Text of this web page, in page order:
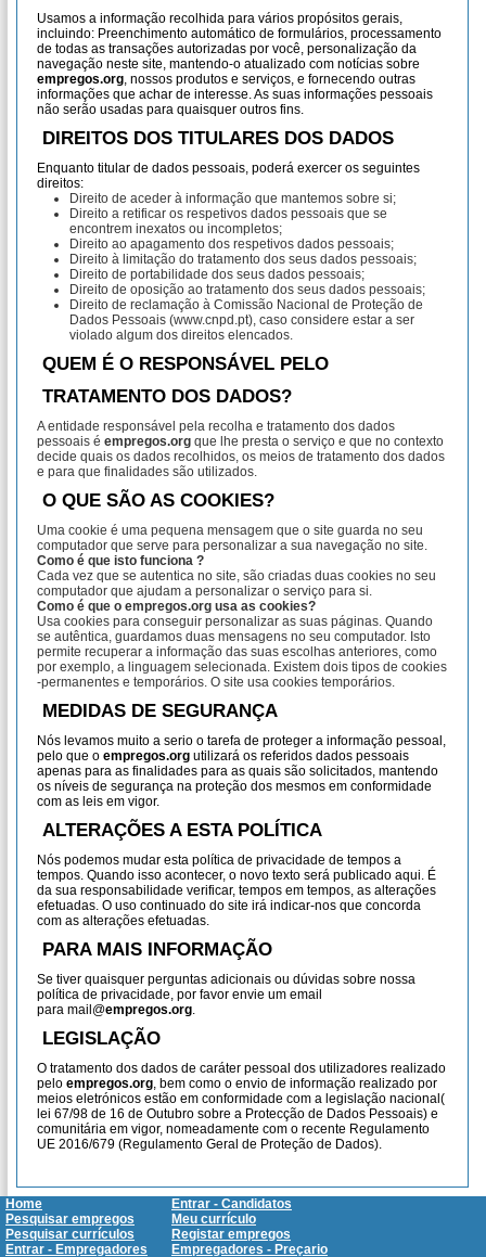
Usamos a informação recolhida para vários propósitos gerais,
incluindo: Preenchimento automático de formulários, processamento
de todas as transações autorizadas por você, personalização da
navegação neste site, mantendo-o atualizado com notícias sobre
empregos.org, nossos produtos e serviços, e fornecendo outras
informações que achar de interesse. As suas informações pessoais
não serão usadas para quaisquer outros fins.
DIREITOS DOS TITULARES DOS DADOS
Enquanto titular de dados pessoais, poderá exercer os seguintes
direitos:
Direito de aceder à informação que mantemos sobre si;
Direito a retificar os respetivos dados pessoais que se
encontrem inexatos ou incompletos;
Direito ao apagamento dos respetivos dados pessoais;
Direito à limitação do tratamento dos seus dados pessoais;
Direito de portabilidade dos seus dados pessoais;
Direito de oposição ao tratamento dos seus dados pessoais;
Direito de reclamação à Comissão Nacional de Proteção de
Dados Pessoais (www.cnpd.pt), caso considere estar a ser
violado algum dos direitos elencados.
QUEM É O RESPONSÁVEL PELO
TRATAMENTO DOS DADOS?
A entidade responsável pela recolha e tratamento dos dados
pessoais é empregos.org que lhe presta o serviço e que no contexto
decide quais os dados recolhidos, os meios de tratamento dos dados
e para que finalidades são utilizados.
O QUE SÃO AS COOKIES?
Uma cookie é uma pequena mensagem que o site guarda no seu
computador que serve para personalizar a sua navegação no site.
Como é que isto funciona ?
Cada vez que se autentica no site, são criadas duas cookies no seu
computador que ajudam a personalizar o serviço para si.
Como é que o empregos.org usa as cookies?
Usa cookies para conseguir personalizar as suas páginas. Quando
se autêntica, guardamos duas mensagens no seu computador. Isto
permite recuperar a informação das suas escolhas anteriores, como
por exemplo, a linguagem selecionada. Existem dois tipos de cookies
-permanentes e temporários. O site usa cookies temporários.
MEDIDAS DE SEGURANÇA
Nós levamos muito a serio o tarefa de proteger a informação pessoal,
pelo que o empregos.org utilizará os referidos dados pessoais
apenas para as finalidades para as quais são solicitados, mantendo
os níveis de segurança na proteção dos mesmos em conformidade
com as leis em vigor.
ALTERAÇÕES A ESTA POLÍTICA
Nós podemos mudar esta política de privacidade de tempos a
tempos. Quando isso acontecer, o novo texto será publicado aqui. É
da sua responsabilidade verificar, tempos em tempos, as alterações
efetuadas. O uso continuado do site irá indicar-nos que concorda
com as alterações efetuadas.
PARA MAIS INFORMAÇÃO
Se tiver quaisquer perguntas adicionais ou dúvidas sobre nossa
política de privacidade, por favor envie um email
para mail@empregos.org.
LEGISLAÇÃO
O tratamento dos dados de caráter pessoal dos utilizadores realizado
pelo empregos.org, bem como o envio de informação realizado por
meios eletrónicos estão em conformidade com a legislação nacional(
lei 67/98 de 16 de Outubro sobre a Protecção de Dados Pessoais) e
comunitária em vigor, nomeadamente com o recente Regulamento
UE 2016/679 (Regulamento Geral de Proteção de Dados).
Home
Entrar - Candidatos
Pesquisar empregos
Meu currículo
Pesquisar currículos
Registar empregos
Entrar - Empregadores
Empregadores - Preçario